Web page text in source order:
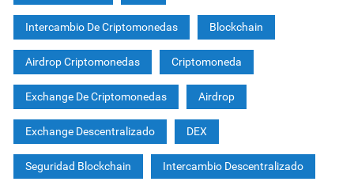
Intercambio De Criptomonedas Blockchain
Airdrop Criptomonedas Criptomoneda
Exchange De Criptomonedas Airdrop
Exchange Descentralizado DEX
Seguridad Blockchain Intercambio Descentralizado